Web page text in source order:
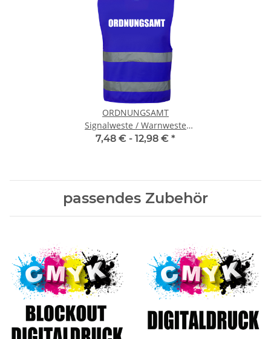
ORDNUNGSAMT
Signalweste / Warnweste
Blau UNISIZE 130 cm
7,48 € - 12,98 € *
passendes Zubehör